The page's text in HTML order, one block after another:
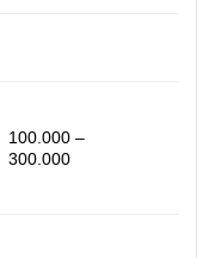
100.000 –
300.000